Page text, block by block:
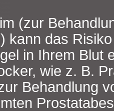
(zur
kann das
in Ihrem Blut
wie z. B.
Behandlung